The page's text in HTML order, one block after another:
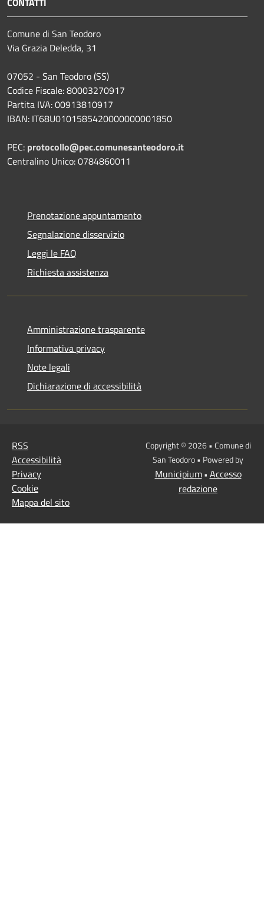
Comune di San Teodoro
Via Grazia Deledda, 31
07052 - San Teodoro (SS)
Codice Fiscale: 80003270917
Partita IVA: 00913810917
IBAN: IT68U0101585420000000001850
PEC: protocollo@pec.comunesanteodoro.it
Centralino Unico: 0784860011
Prenotazione appuntamento
Segnalazione disservizio
Leggi le FAQ
Richiesta assistenza
Amministrazione trasparente
Informativa privacy
Note legali
Dichiarazione di accessibilità
RSS
Accessibilità
Privacy
Cookie
Mappa del sito
Copyright © 2026 • Comune di
San Teodoro • Powered by
Municipium• Accesso
redazione